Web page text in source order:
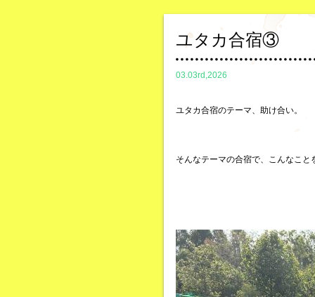
ユタカ合宿③
03.03rd,2026
ユタカ合宿のテーマ、助け合い。
そんなテーマの合宿で、こんなこと